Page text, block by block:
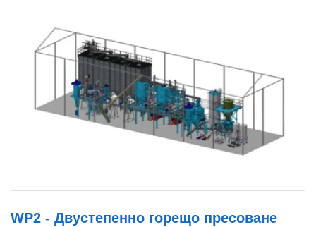
WP2 - Двустепенно горещо пресоване